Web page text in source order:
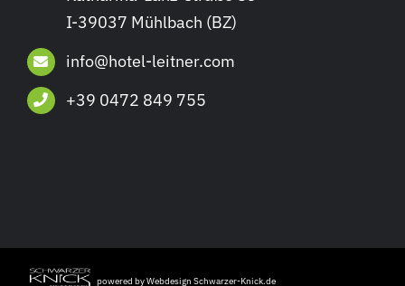
I-39037 Mühlbach (BZ)
info@hotel-leitner.com
+39 0472 849 755
powered by Webdesign Schwarzer-Knick.de